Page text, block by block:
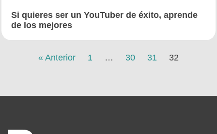
Si quieres ser un YouTuber de éxito, aprende
de los mejores
« Anterior 1 … 30 31 32